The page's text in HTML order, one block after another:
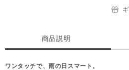
商品説明
ワンタッチで、雨の日スマート。